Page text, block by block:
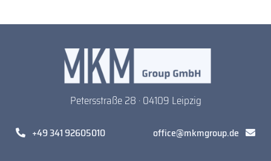
Petersstraße 28 · 04109 Leipzig
+49 341 92605010 office@mkmgroup.de